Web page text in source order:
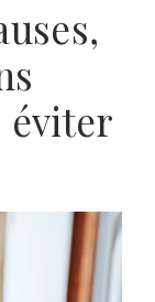
éviter